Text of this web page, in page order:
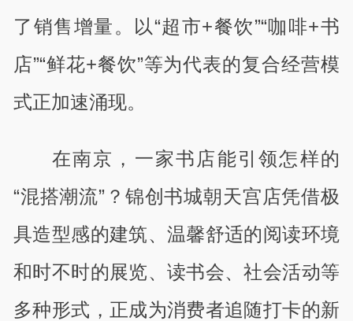
了销售增量。以“超市+餐饮”“咖啡+书
店”“鲜花+餐饮”等为代表的复合经营模
式正加速涌现。
在南京，一家书店能引领怎样的
“混搭潮流”？锦创书城朝天宫店凭借极
具造型感的建筑、温馨舒适的阅读环境
和时不时的展览、读书会、社会活动等
多种形式，正成为消费者追随打卡的新